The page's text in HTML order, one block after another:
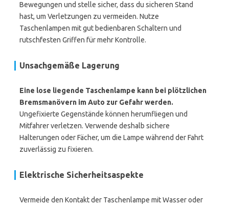
Bewegungen und stelle sicher, dass du sicheren Stand
hast, um Verletzungen zu vermeiden. Nutze
Taschenlampen mit gut bedienbaren Schaltern und
rutschfesten Griffen für mehr Kontrolle.
Unsachgemäße Lagerung
Eine lose liegende Taschenlampe kann bei plötzlichen
Bremsmanövern im Auto zur Gefahr werden.
Ungefixierte Gegenstände können herumfliegen und
Mitfahrer verletzen. Verwende deshalb sichere
Halterungen oder Fächer, um die Lampe während der Fahrt
zuverlässig zu fixieren.
Elektrische Sicherheitsaspekte
Vermeide den Kontakt der Taschenlampe mit Wasser oder